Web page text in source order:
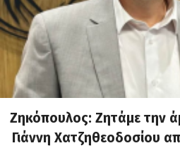
Ζηκόπουλος: Ζητάμε την
Γιάννη Χατζηθεοδοσίου